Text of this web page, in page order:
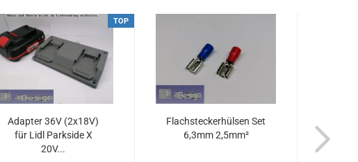
TOP
Adapter 36V (2x18V)
für Lidl Parkside X
20V...
Flachsteckerhülsen Set
6,3mm 2,5mm²